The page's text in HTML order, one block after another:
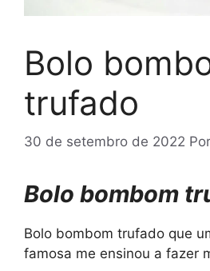
Bolo
trufado
30 de setembro de 2022 Por
Bolo bombom
Bolo bombom trufado que
famosa me ensinou a fazer